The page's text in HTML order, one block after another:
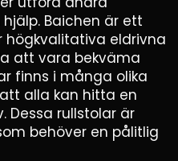
Baichen är ett
högkvalitativa eldrivna
att vara bekväma
finns i många olika
alla kan hitta en
Dessa rullstolar är
behöver en pålitlig